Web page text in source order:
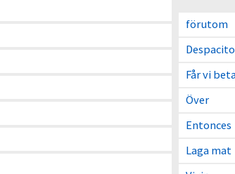
förutom
Despacito
Får vi
Över
Entonces
Laga mat